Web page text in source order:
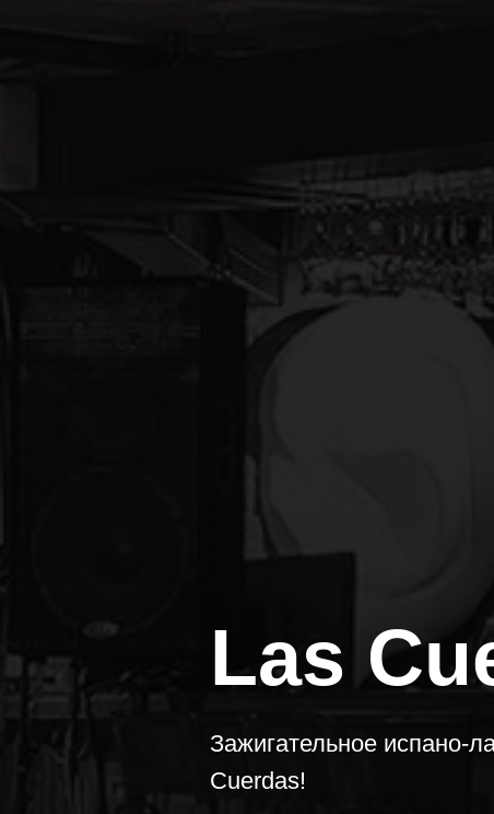
Las
Зажигательное испано-
Cuerdas!